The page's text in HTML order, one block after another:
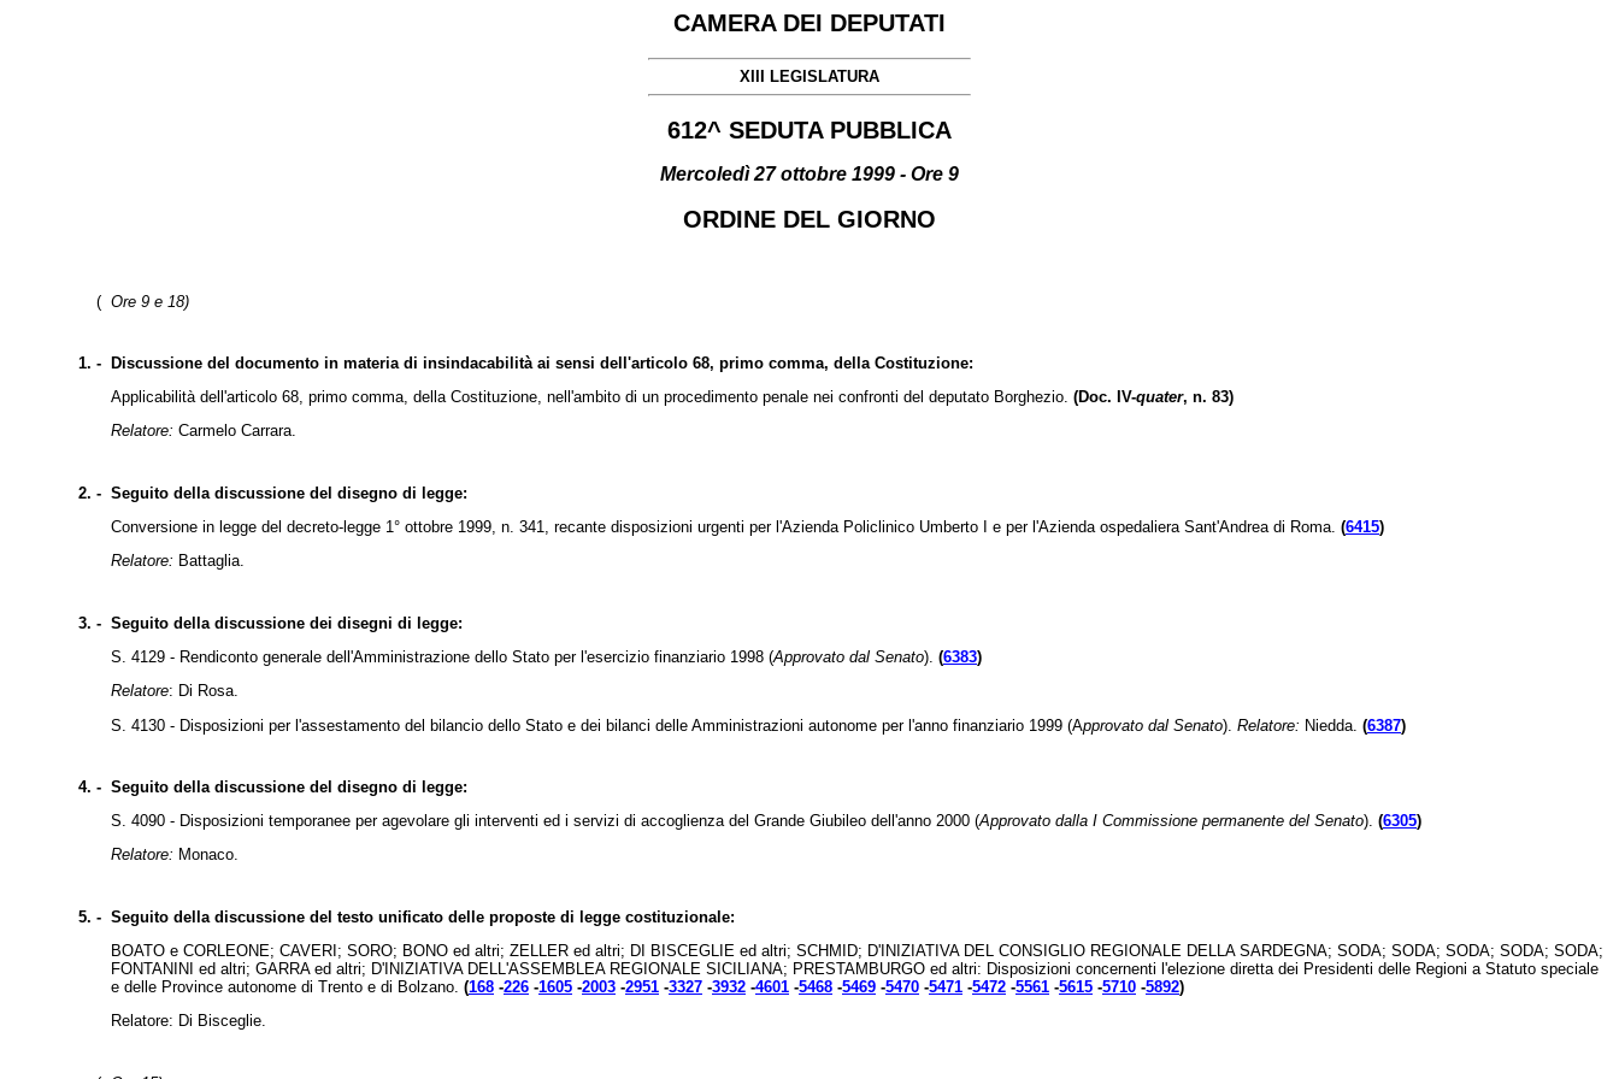
CAMERA DEI DEPUTATI
XIII LEGISLATURA
612^ SEDUTA PUBBLICA
Mercoledì 27 ottobre 1999 - Ore 9
ORDINE DEL GIORNO
( Ore 9 e 18)
1. - Discussione del documento in materia di insindacabilità ai sensi dell'articolo 68, primo comma, della Costituzione:
Applicabilità dell'articolo 68, primo comma, della Costituzione, nell'ambito di un procedimento penale nei confronti del deputato Borghezio. (Doc. IV-quater, n. 83)
Relatore: Carmelo Carrara.
2. - Seguito della discussione del disegno di legge:
Conversione in legge del decreto-legge 1° ottobre 1999, n. 341, recante disposizioni urgenti per l'Azienda Policlinico Umberto I e per l'Azienda ospedaliera Sant'Andrea di Roma. (6415)
Relatore: Battaglia.
3. - Seguito della discussione dei disegni di legge:
S. 4129 - Rendiconto generale dell'Amministrazione dello Stato per l'esercizio finanziario 1998 (Approvato dal Senato). (6383)
Relatore: Di Rosa.
S. 4130 - Disposizioni per l'assestamento del bilancio dello Stato e dei bilanci delle Amministrazioni autonome per l'anno finanziario 1999 (Approvato dal Senato). Relatore: Niedda. (6387)
4. - Seguito della discussione del disegno di legge:
S. 4090 - Disposizioni temporanee per agevolare gli interventi ed i servizi di accoglienza del Grande Giubileo dell'anno 2000 (Approvato dalla I Commissione permanente del Senato). (6305)
Relatore: Monaco.
5. - Seguito della discussione del testo unificato delle proposte di legge costituzionale:
BOATO e CORLEONE; CAVERI; SORO; BONO ed altri; ZELLER ed altri; DI BISCEGLIE ed altri; SCHMID; D'INIZIATIVA DEL CONSIGLIO REGIONALE DELLA SARDEGNA; SODA; SODA; SODA; SODA; SODA;
FONTANINI ed altri; GARRA ed altri; D'INIZIATIVA DELL'ASSEMBLEA REGIONALE SICILIANA; PRESTAMBURGO ed altri: Disposizioni concernenti l'elezione diretta dei Presidenti delle Regioni a Statuto speciale
e delle Province autonome di Trento e di Bolzano. (168 -226 -1605 -2003 -2951 -3327 -3932 -4601 -5468 -5469 -5470 -5471 -5472 -5561 -5615 -5710 -5892)
Relatore: Di Bisceglie.